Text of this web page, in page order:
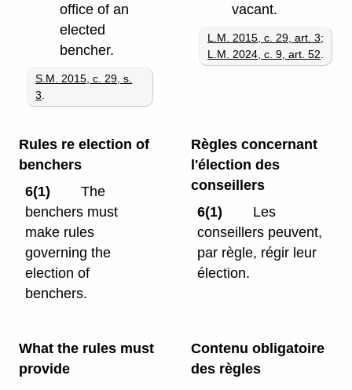
office of an
elected
bencher.
S.M. 2015, c. 29, s.
3
vacant.
L.M. 2015, c. 29, art. 3;
L.M. 2024, c. 9, art. 52
Rules re election of
benchers
6(1)
The
benchers must
make rules
governing the
election of
benchers.
Règles concernant
l'élection des
conseillers
6(1)
Les
conseillers peuvent,
par règle, régir leur
élection.
What the rules must
provide
Contenu obligatoire
des règles